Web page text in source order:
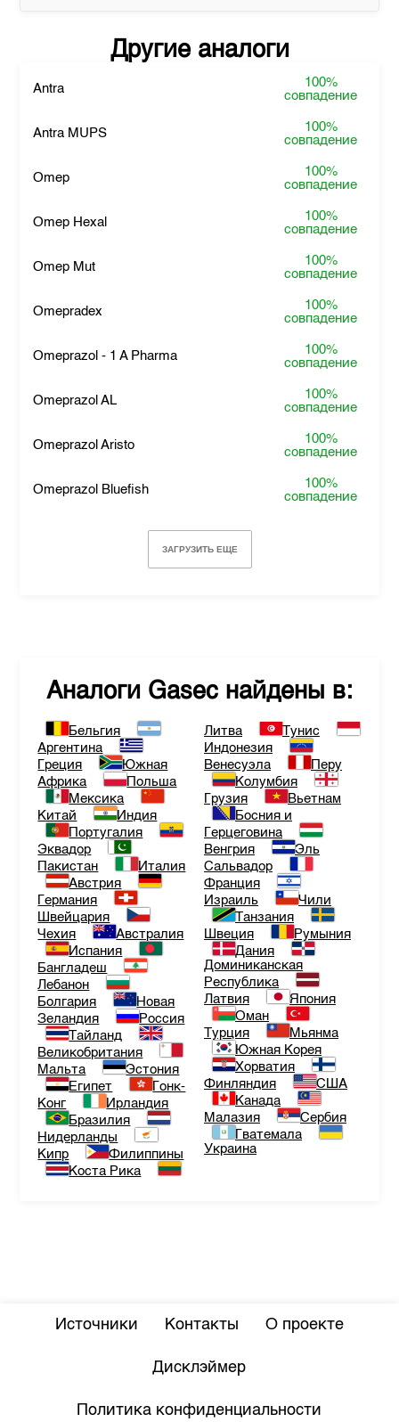
Другие аналоги
Antra
100%
совпадение
Antra MUPS
100%
совпадение
Omep
100%
совпадение
Omep Hexal
100%
совпадение
Omep Mut
100%
совпадение
Omepradex
100%
совпадение
Omeprazol - 1 A Pharma
100%
совпадение
Omeprazol AL
100%
совпадение
Omeprazol Aristo
100%
совпадение
Omeprazol Bluefish
100%
совпадение
ЗАГРУЗИТЬ ЕЩЕ
Аналоги Gasec найдены в:
Бельгия
Аргентина
Греция
Южная
Африка
Польша
Мексика
Китай
Индия
Португалия
Эквадор
Пакистан
Италия
Австрия
Германия
Швейцария
Чехия
Австралия
Испания
Бангладеш
Лебанон
Болгария
Новая
Зеландия
Россия
Тайланд
Великобритания
Мальта
Эстония
Египет
Гонк-
Конг
Ирландия
Бразилия
Нидерланды
Кипр
Филиппины
Коста Рика
Литва
Тунис
Индонезия
Венесуэла
Перу
Колумбия
Грузия
Вьетнам
Босния и
Герцеговина
Венгрия
Эль
Сальвадор
Франция
Израиль
Чили
Танзания
Швеция
Румыния
Дания
Доминиканская
Республика
Латвия
Япония
Оман
Турция
Мьянма
Южная Корея
Хорватия
Финляндия
США
Канада
Малазия
Сербия
Гватемала
Украина
Источники Контакты О проекте
Дисклэймер
Политика конфиденциальности